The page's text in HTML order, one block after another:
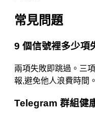
常見問題
9 個信號裡多少項
兩項失敗即跳過。三
報,避免他人浪費時間。
Telegram 群組健